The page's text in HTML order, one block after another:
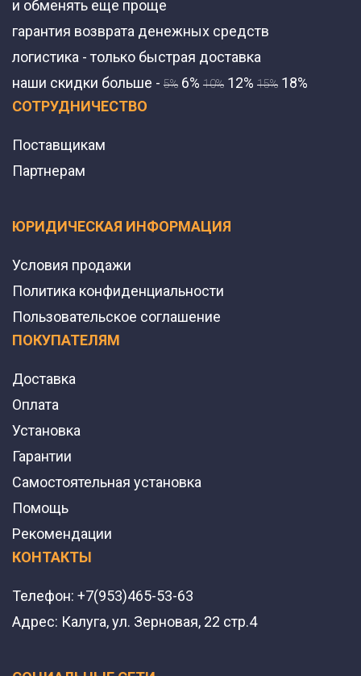
и обменять еще проще
гарантия возврата денежных средств
логистика - только быстрая доставка
наши скидки больше - 5% 6% 10% 12% 15% 18%
СОТРУДНИЧЕСТВО
Поставщикам
Партнерам
ЮРИДИЧЕСКАЯ ИНФОРМАЦИЯ
Условия продажи
Политика конфиденциальности
Пользовательское соглашение
ПОКУПАТЕЛЯМ
Доставка
Оплата
Установка
Гарантии
Самостоятельная установка
Помощь
Рекомендации
КОНТАКТЫ
Телефон: +7(953)465-53-63
Адрес: Калуга, ул. Зерновая, 22 стр.4